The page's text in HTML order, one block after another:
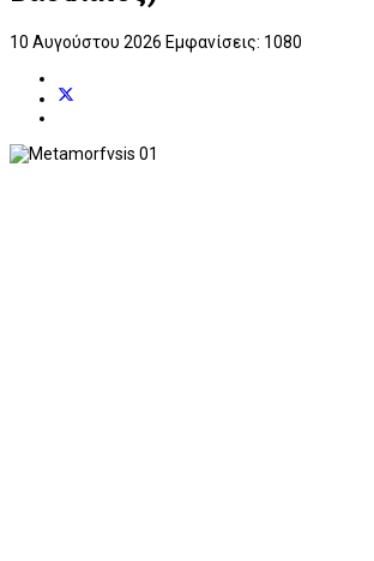
10 Αυγούστου 2026 Εμφανίσεις: 1080